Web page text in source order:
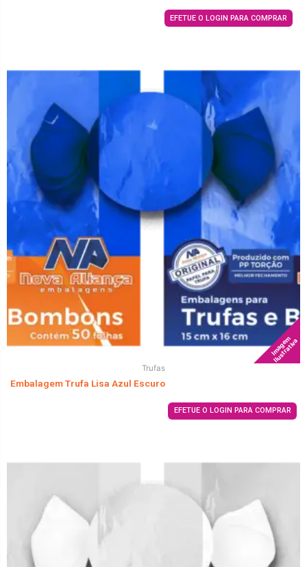
EFETUE O LOGIN PARA COMPRAR
Imagem
Ilustrativa
Trufas
Embalagem Trufa Lisa Azul Escuro
EFETUE O LOGIN PARA COMPRAR